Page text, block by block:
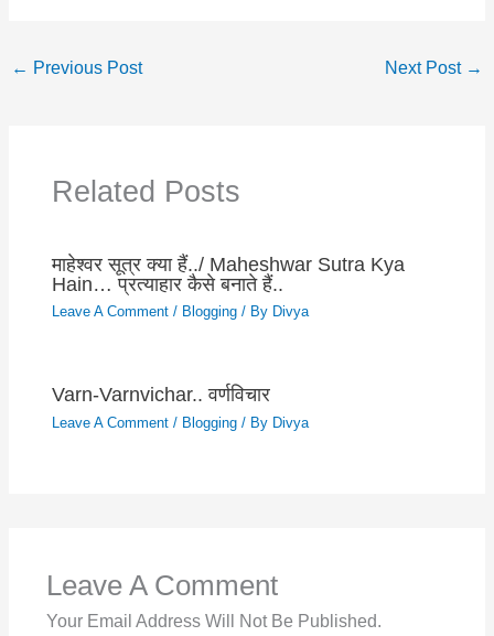
← Previous Post Next Post →
Related Posts
माहेश्वर सूत्र क्या हैं../ Maheshwar Sutra Kya
Hain… प्रत्याहार कैसे बनाते हैं..
Leave A Comment / Blogging / By Divya
Varn-Varnvichar.. वर्णविचार
Leave A Comment / Blogging / By Divya
Leave A Comment
Your Email Address Will Not Be Published.